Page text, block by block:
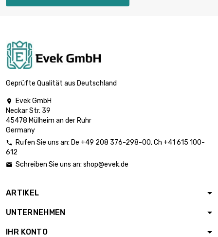
Gewicht : 1 000gr
(1kg)
(2kg)
274,40 €
(2.5kg)
Geprüfte Qualität aus Deutschland

Evek GmbH
Neckar Str. 39
45478 Mülheim an der Ruhr
Germany
 Rufen Sie uns an: De +49 208 376-298-00, Ch +41 615 100-
612
 Schreiben Sie uns an: shop@evek.de
ARTIKEL
UNTERNEHMEN
IHR KONTO